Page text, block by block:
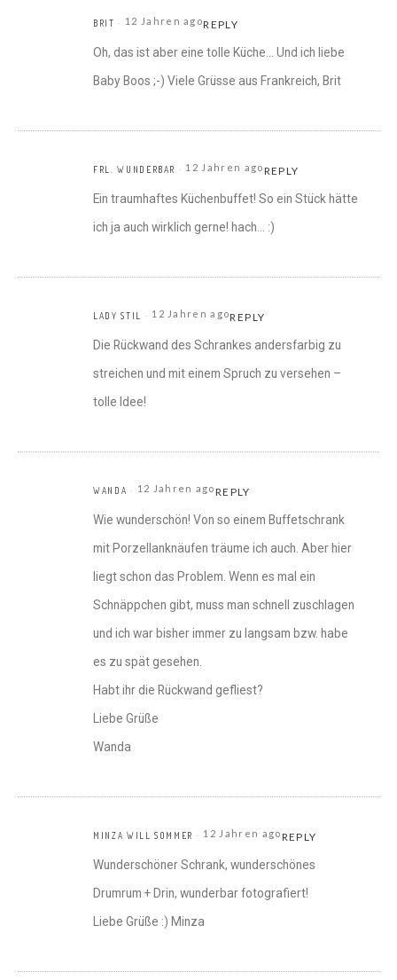
BRIT 12 Jahren agoREPLY
Oh, das ist aber eine tolle Küche… Und ich liebe
Baby Boos ;-) Viele Grüsse aus Frankreich, Brit
FRL. WUNDERBAR 12 Jahren agoREPLY
Ein traumhaftes Küchenbuffet! So ein Stück hätte
ich ja auch wirklich gerne! hach… :)
LADY STIL 12 Jahren agoREPLY
Die Rückwand des Schrankes andersfarbig zu
streichen und mit einem Spruch zu versehen –
tolle Idee!
WANDA 12 Jahren agoREPLY
Wie wunderschön! Von so einem Buffetschrank
mit Porzellanknäufen träume ich auch. Aber hier
liegt schon das Problem. Wenn es mal ein
Schnäppchen gibt, muss man schnell zuschlagen
und ich war bisher immer zu langsam bzw. habe
es zu spät gesehen.
Habt ihr die Rückwand gefliest?
Liebe Grüße
Wanda
MINZA WILL SOMMER 12 Jahren agoREPLY
Wunderschöner Schrank, wunderschönes
Drumrum + Drin, wunderbar fotografiert!
Liebe Grüße :) Minza